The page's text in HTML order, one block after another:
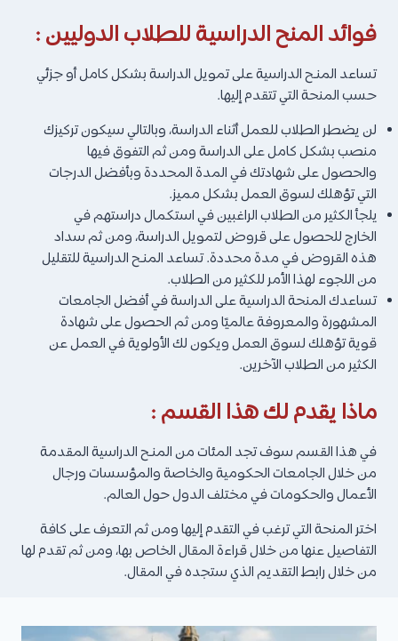
فوائد المنح الدراسية للطلاب الدوليين :
تساعد المنـح الدراسية على تمويل الدراسة بشكل كامل أو جزئي
حسب المنحة التي تتقدم إليها.
لن يضطر الطلاب للعمل أثناء الدراسة، وبالتالي سيكون تركيزك
منصب بشكل كامل على الدراسة ومن ثم التفوق فيها
والحصول على شهادتك في المدة المحددة وبأفضل الدرجات
التي تؤهلك لسوق العمل بشكل مميز.
يلجأ الكثير من الطلاب الراغبين في استكمال دراستهم في
الخارج للحصول على قروض لتمويل الدراسة، ومن ثم سداد
هذه القروض في مدة محددة. تساعد المنـح الدراسية للتقليل
من اللجوء لهذا الأمر للكثير من الطلاب.
تساعدك المنحة الدراسية على الدراسة في أفضل الجامعات
المشهورة والمعروفة عالميًا ومن ثم الحصول على شهادة
قوية تؤهلك لسوق العمل ويكون لك الأولوية في العمل عن
الكثير من الطلاب الآخرين.
ماذا يقدم لك هذا القسم :
في هذا القسم سوف تجد المئات من المنـح الدراسية المقدمة
من خلال الجامعات الحكومية والخاصة والمؤسسات ورجال
الأعمال والحكومات في مختلف الدول حول العالم.
اختر المنحة التي ترغب في التقدم إليها ومن ثم التعرف على كافة
التفاصيل عنها من خلال قراءة المقال الخاص بها، ومن ثم تقدم لها
من خلال رابط التقديم الذي ستجده في المقال.